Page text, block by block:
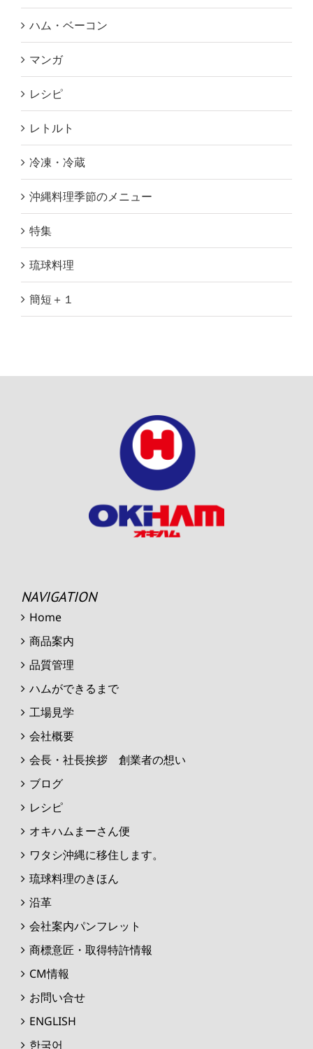
ハム・ベーコン
マンガ
レシピ
レトルト
冷凍・冷蔵
沖縄料理季節のメニュー
特集
琉球料理
簡短＋１
NAVIGATION
Home
商品案内
品質管理
ハムができるまで
工場見学
会社概要
会長・社長挨拶 創業者の想い
ブログ
レシピ
オキハムまーさん便
ワタシ沖縄に移住します。
琉球料理のきほん
沿革
会社案内パンフレット
商標意匠・取得特許情報
CM情報
お問い合せ
ENGLISH
한국어